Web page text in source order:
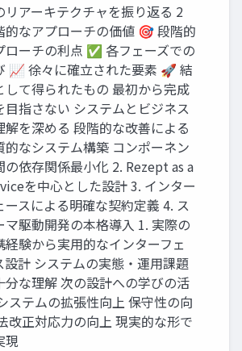
リアーキテクチャを振り返る 2
的なアプローチの価値 🎯 段階的
ローチの利点 ✅ 各フェーズでの
📈 徐々に確立された要素 🚀 結
して得られたもの 最初から完成
目指さない システムとビジネス
解を深める 段階的な改善による
的なシステム構築 コンポーネン
の依存関係最小化 2. Rezept as a
を中心とした設計 3. インター
ースによる明確な契約定義 4. ス
マ駆動開発の本格導入 1. 実際の
経験から実用的なインターフェ
設計 システムの実態・運用課題
分な理解 次の設計への学びの活
ステムの拡張性向上 保守性の向
改正対応力の向上 現実的な形で
現